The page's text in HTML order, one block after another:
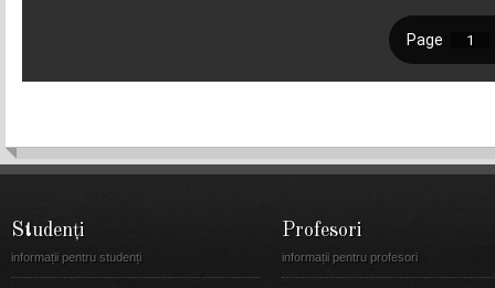
Studenți
informații pentru studenți
Profesori
informații pentru profesori